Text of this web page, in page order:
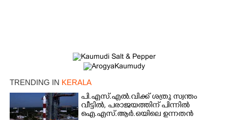
TRENDING IN KERALA
പി.എസ്.എൽ.വിക്ക് ശത്രു സ്വന്തം
വീട്ടിൽ,​ പരാജയത്തിന് പിന്നിൽ
ഐ.എസ്.ആർ.ഒയിലെ ഉന്നതൻ